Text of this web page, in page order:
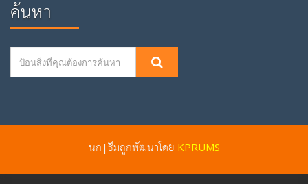
ค้นหา
นก|ธีมถูกพัฒนาโดย KPRUMS